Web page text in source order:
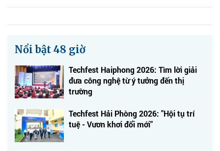
Nổi bật 48 giờ
Techfest Haiphong 2026: Tìm lời giải
đưa công nghệ từ ý tưởng đến thị
trường
Techfest Hải Phòng 2026: "Hội tụ trí
tuệ - Vươn khơi đổi mới"